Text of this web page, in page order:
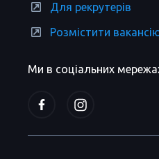
Ми в соціальних
Для рекрутерів
Розмістити